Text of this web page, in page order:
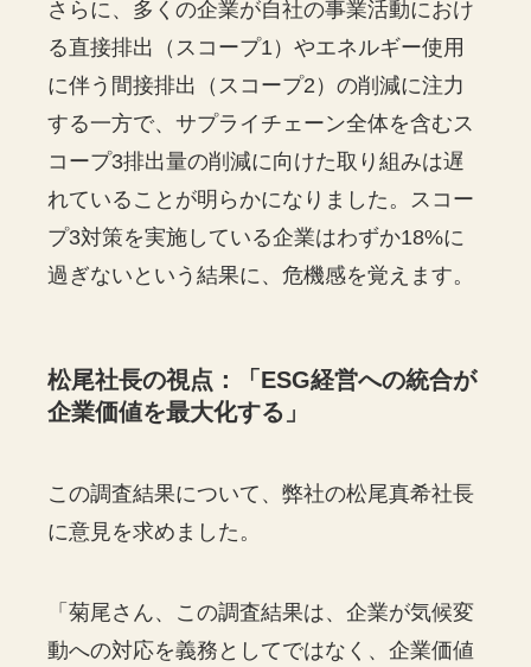
さらに、多くの企業が自社の事業活動におけ
る直接排出（スコープ1）やエネルギー使用
に伴う間接排出（スコープ2）の削減に注力
する一方で、サプライチェーン全体を含むス
コープ3排出量の削減に向けた取り組みは遅
れていることが明らかになりました。スコー
プ3対策を実施している企業はわずか18%に
過ぎないという結果に、危機感を覚えます。
松尾社長の視点：「ESG経営への統合が
企業価値を最大化する」
この調査結果について、弊社の松尾真希社長
に意見を求めました。
「菊尾さん、この調査結果は、企業が気候変
動への対応を義務としてではなく、企業価値